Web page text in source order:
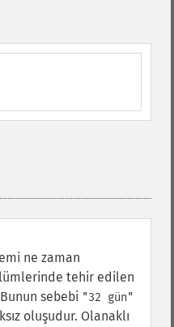
ne zaman
tehir edilen
sebebi "32 gün"
oluşudur. Olanaklı